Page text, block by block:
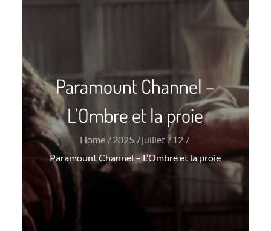
Paramount Channel –
L’Ombre et la proie
Home 2025 juillet
12
Paramount Channel – L’Ombre et la proie